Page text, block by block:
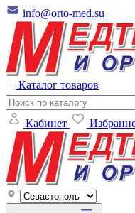
info@orto-med.su
Каталог товаров
Кабинет